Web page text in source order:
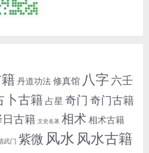
丹道功法修真馆 八字 六壬
卜古籍 占星 奇门 奇门古籍
古籍 文史名著 相术 相术古籍
武门 紫微 风水 风水古籍